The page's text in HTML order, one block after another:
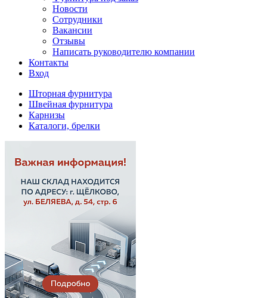
Новости
Сотрудники
Вакансии
Отзывы
Написать руководителю компании
Контакты
Вход
Шторная фурнитура
Швейная фурнитура
Карнизы
Каталоги, брелки